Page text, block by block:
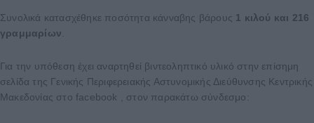
Συνολικά κατασχέθηκε ποσότητα κάνναβης βάρους 1 κιλού και 216
γραμμαρίων
Για την υπόθεση έχει αναρτηθεί βιντεοληπτικό υλικό στην επίσημη
σελίδα της Γενικής Περιφερειακής Αστυνομικής Διεύθυνσης Κεντρικής
Μακεδονίας στο facebook , στον παρακάτω σύνδεσμο: